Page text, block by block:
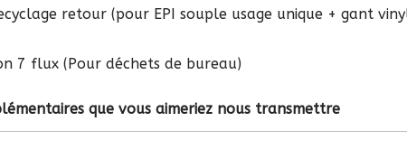
souple usage unique + gant vinyle,
7 flux (Pour déchets de bureau)
que vous aimeriez nous transmettre